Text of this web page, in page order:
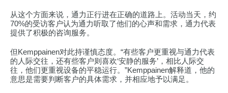
从这个方面来说，通力正行进在正确的道路上。活动当天，约
70%的受访客户认为通力听取了他们的心声和需求，通力代表
提供了积极的咨询服务。
但Kemppainen对此持谨慎态度。“有些客户更重视与通力代表
的人际交往，还有些客户则喜欢‘安静的服务’，相比人际交
往，他们更重视设备的平稳运行。”Kemppainen解释道，他的
意思是需要判断客户的具体需求，并相应地予以满足。